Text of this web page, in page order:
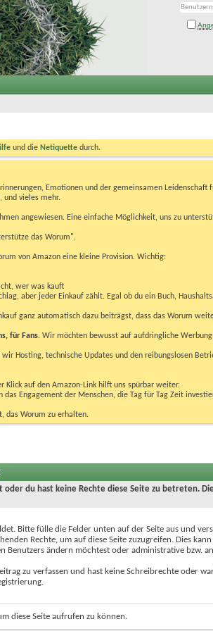
und die Netiquette durch.
Emotionen und der gemeinsamen
und vieles mehr.
angewiesen. Eine einfache Möglichkeit, uns zu
das Worum".
von Amazon eine kleine Provision. Wichtig:
wer was kauft
aber jeder Einkauf zählt. Egal ob du ein Buch,
ganz automatisch dazu beiträgst, dass das Worum
für Fans. Wir möchten bewusst auf aufdringliche
Hosting, technische Updates und den reibungslosen
auf den Amazon-Link hilft uns spürbar weiter.
Engagement der Menschen, die Tag für Tag Zeit
das Worum zu erhalten.
oder du hast keine Rechte diese Seite zu betreten.
Bitte fülle die Felder unten auf der Seite aus und
Rechte, um auf diese Seite zuzugreifen. Dies
Benutzers ändern möchtest oder administrative bzw.
zu verfassen und hast keine Schreibrechte oder
diese Seite aufrufen zu können.